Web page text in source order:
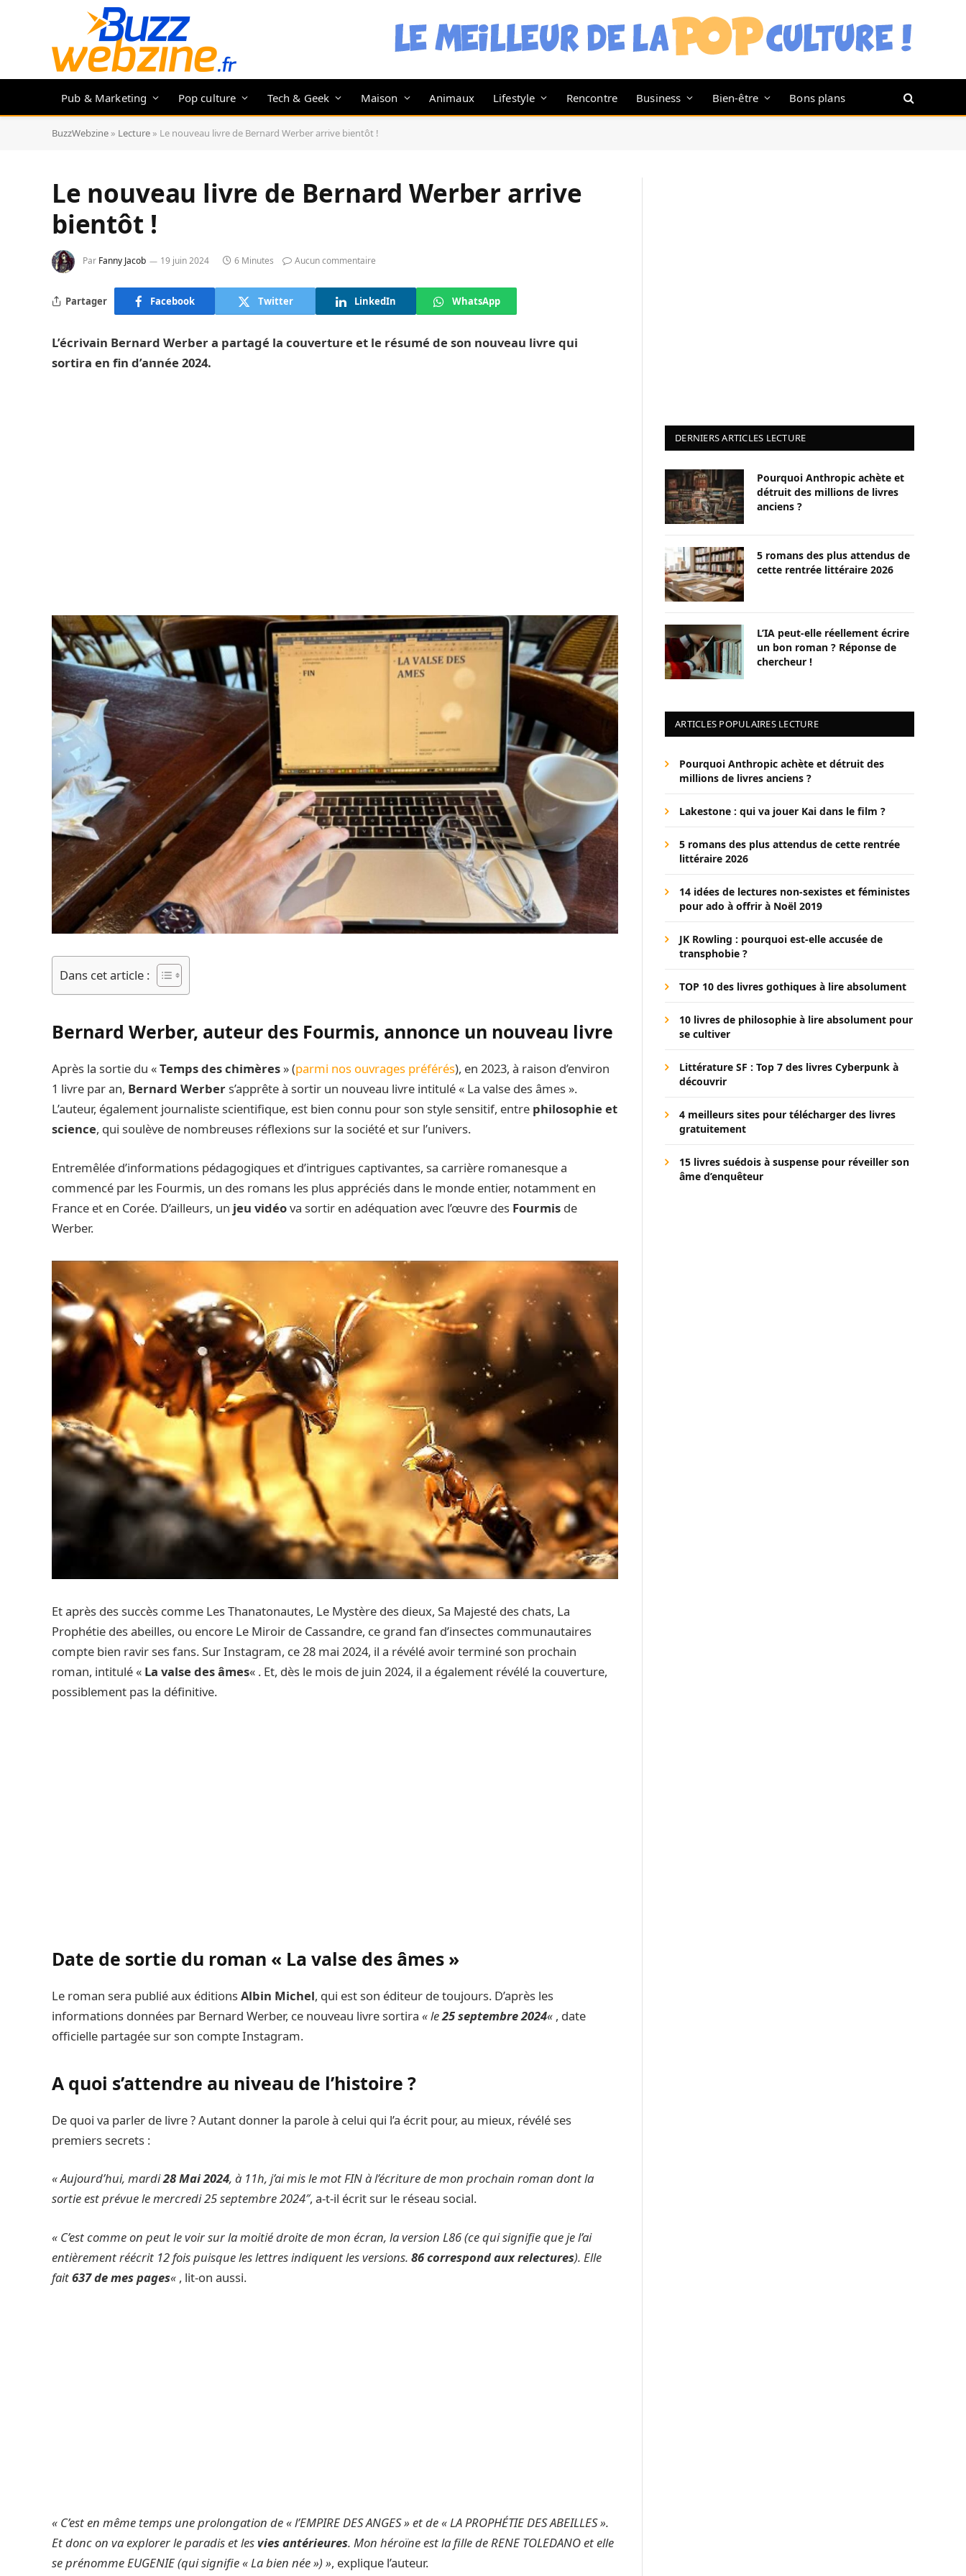
Pub & Marketing Pop culture Tech & Geek Maison Animaux Lifestyle Rencontre Business Bien-être Bons plans
BuzzWebzine » Lecture » Le nouveau livre de Bernard Werber arrive bientôt !
Le nouveau livre de Bernard Werber arrive
bientôt !
Par Fanny Jacob 19 juin 2024 6 Minutes Aucun commentaire
Partager Facebook Twitter LinkedIn WhatsApp
L’écrivain Bernard Werber a partagé la couverture et le résumé de son nouveau livre qui
sortira en fin d’année 2024.
Dans cet article :
Bernard Werber, auteur des Fourmis, annonce un nouveau livre
Après la sortie du «Temps des chimères» (parmi nos ouvrages préférés), en 2023, à raison d’environ
1 livre par an, Bernard Werbers’apprête à sortir un nouveau livre intitulé « La valse des âmes ».
L’auteur, également journaliste scientifique, est bien connu pour son style sensitif, entre philosophie et
science, qui soulève de nombreuses réflexions sur la société et sur l’univers.
Entremêlée d’informations pédagogiques et d’intrigues captivantes, sa carrière romanesque a
commencé par les Fourmis, un des romans les plus appréciés dans le monde entier, notamment en
France et en Corée. D’ailleurs, un jeu vidéova sortir en adéquation avec l’œuvre des Fourmis de
Werber.
Et après des succès comme Les Thanatonautes, Le Mystère des dieux, Sa Majesté des chats, La
Prophétie des abeilles, ou encore Le Miroir de Cassandre, ce grand fan d’insectes communautaires
compte bien ravir ses fans. Sur Instagram, ce 28 mai 2024, il a révélé avoir terminé son prochain
roman, intitulé « La valse des âmes« . Et, dès le mois de juin 2024, il a également révélé la couverture,
possiblement pas la définitive.
Date de sortie du roman « La valse des âmes »
Le roman sera publié aux éditionsAlbin Michel, qui est son éditeur de toujours. D’après les
informations données par Bernard Werber, ce nouveau livre sortira « le25 septembre 2024« , date
officielle partagée sur son compte Instagram.
A quoi s’attendre au niveau de l’histoire ?
De quoi va parler de livre ? Autant donner la parole à celui qui l’a écrit pour, au mieux, révélé ses
premiers secrets :
« Aujourd’hui, mardi28 Mai 2024, à 11h, j’ai mis le mot FIN à l’écriture de mon prochain roman dont la
sortie est prévue le mercredi 25 septembre 2024″, a-t-il écrit sur le réseau social.
« C’est comme on peut le voir sur la moitié droite de mon écran, la version L86 (ce qui signifie que je l’ai
entièrement réécrit 12 fois puisque les lettres indiquent les versions. 86 correspond aux relectures). Elle
fait637 de mes pages« , lit-on aussi.
« C’est en même temps une prolongation de « l’EMPIRE DES ANGES » et de « LA PROPHÉTIE DES ABEILLES ».
Et donc on va explorer le paradis et lesvies antérieures. Mon héroïne est la fille de RENE TOLEDANO et elle
se prénomme EUGENIE (qui signifie « La bien née ») », explique l’auteur.
DERNIERS ARTICLES LECTURE
Pourquoi Anthropic achète et
détruit des millions de livres
anciens ?
5 romans des plus attendus de
cette rentrée littéraire 2026
L’IA peut-elle réellement écrire
un bon roman ? Réponse de
chercheur !
ARTICLES POPULAIRES LECTURE
Pourquoi Anthropic achète et détruit des
millions de livres anciens ?
Lakestone : qui va jouer Kai dans le film ?
5 romans des plus attendus de cette rentrée
littéraire 2026
14 idées de lectures non-sexistes et féministes
pour ado à offrir à Noël 2019
JK Rowling : pourquoi est-elle accusée de
transphobie ?
TOP 10 des livres gothiques à lire absolument
10 livres de philosophie à lire absolument pour
se cultiver
Littérature SF : Top 7 des livres Cyberpunk à
découvrir
4 meilleurs sites pour télécharger des livres
gratuitement
15 livres suédois à suspense pour réveiller son
âme d’enquêteur